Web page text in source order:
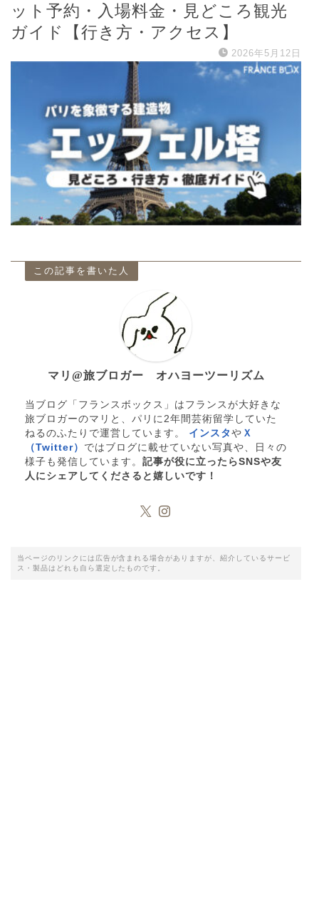
ット予約・入場料金・見どころ観光
ガイド【行き方・アクセス】
2026年5月12日
この記事を書いた人
マリ@旅ブロガー オハヨーツーリズム
当ブログ「フランスボックス」はフランスが大好きな
旅ブロガーのマリと、パリに2年間芸術留学していた
ねるのふたりで運営しています。 インスタ や Ｘ
（Twitter） ではブログに載せていない写真や、日々の
様子も発信しています。 記事が役に立ったらSNSや友
人にシェアしてくださると嬉しいです！
当ページのリンクには広告が含まれる場合がありますが、紹介しているサービ
ス・製品はどれも自ら選定したものです。